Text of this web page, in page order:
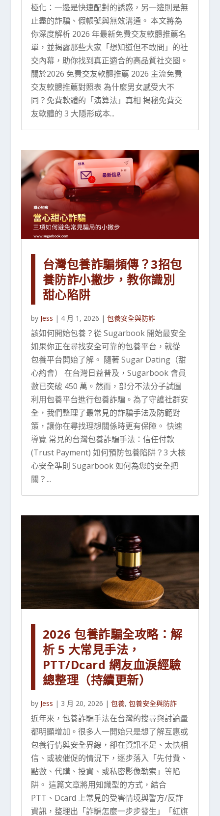
極化：一邊是快速配對的誘惑，另一邊則是無
止盡的詐騙、假帳號與無效溝通。 本文將為
你深度解析 2026 年最新免費交友軟體推薦名
單，並揭露那些大家「想知道但不敢問」的社
交內幕，助你找到真正適合的高品質社交圈。
關於2026 免費交友軟體推薦 2026 主流免費
交友軟體推薦對照表 為什麼男女感受大不
同？免費軟體的「演算法」真相 揭秘免費交
友軟體的 3 大隱形成本...
台灣包養詐騙頻傳？3招包
養防詐小撇步，教你識別
甜心陷阱
by Jess | 4 月 1, 2026 | 包養安全與防詐
該如何開始包養？從 Sugarbook 開始最安全
如果你正在尋找安全可靠的包養平台，就從
包養平台開始了解。 隨著 Sugar Dating（甜
心約會） 在台灣日益普及，Sugarbook 會員
數已突破 450 萬。然而，部分不法分子試圖
利用包養平台進行包養詐騙。為了守護社群安
全，我們整理了最常見的詐騙手法及防範對
策，讓你在尋找理想關係時更有保障。 快速
導覽 常見的台灣包養詐騙手法：信任付款
(Trust Payment) 如何預防包養陷阱？3 大核
心安全準則 Sugarbook 如何為您的安全把
關？...
2026 包養詐騙全攻略：解
析 5 大常見手法，
PTT/Dcard 網友血淚經驗
總整理（持續更新）
by Jess | 3 月 20, 2026 | 包養, 包養安全與防詐
近年來，包養詐騙手法在台灣的搜尋與討論量
都明顯增加。很多人一開始只是想了解互惠或
包養行情與安全界線，卻在資訊不足、太快相
信、或被催促的情況下，逐步落入「先付費、
點數、代購、投資、或私密影像勒索」等陷
阱。 這篇文章將用知識型的方式，結合
PTT、Dcard 上常見的受害情境與警方/反詐
資訊，整理出「詐騙怎麼一步步發生」「紅旗